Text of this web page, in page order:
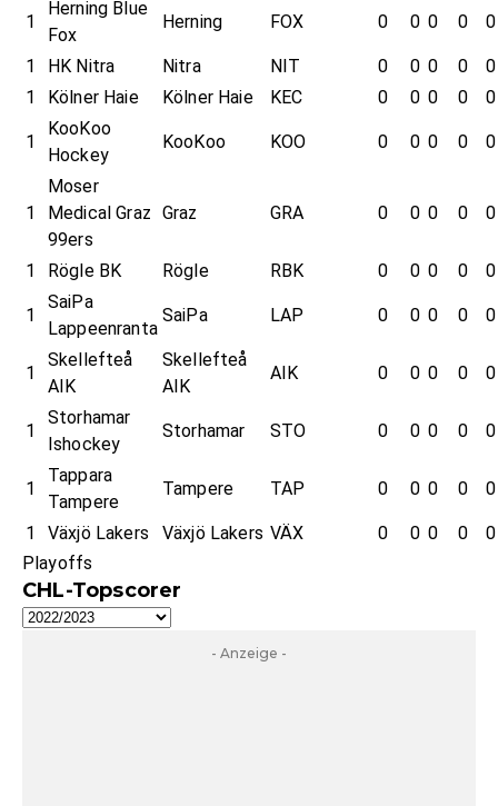
1
Herning Blue
Fox
Herning FOX 0 0 0 0 0
1 HK Nitra Nitra NIT 0 0 0 0
0
1
Kölner Haie Kölner Haie KEC 0 0 0 0 0
1
KooKoo
Hockey
KooKoo KOO 0 0 0 0 0
1
Moser
Medical Graz
99ers
Graz GRA 0 0 0 0 0
1 Rögle BK Rögle RBK 0 0 0 0 0
1
SaiPa
Lappeenranta
SaiPa LAP 0 0 0 0 0
1
Skellefteå
AIK
Skellefteå
AIK
AIK 0 0 0 0 0
1
Storhamar
Ishockey
Storhamar STO 0 0 0 0 0
1
Tappara
Tampere
Tampere TAP 0 0 0 0 0
1 Växjö Lakers Växjö Lakers VÄX 0 0 0 0
0
Playoffs
CHL-Topscorer
- Anzeige -